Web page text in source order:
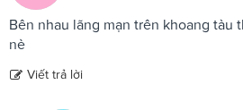
Bên nhau lãng mạn trên khoang tàu
nè
Viết trả lời